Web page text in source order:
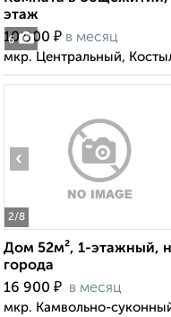
6
этаж
10 000 ₽ в месяц
мкр. Центральный,
2/8
‹
Дом 52м², 1-этажный,
города
16 900 ₽ в месяц
мкр. Камвольно-